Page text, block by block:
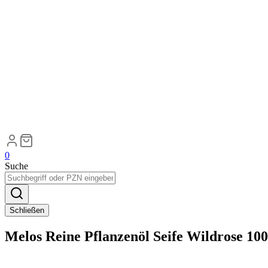
0
Suche
Schließen
Melos Reine Pflanzenöl Seife Wildrose